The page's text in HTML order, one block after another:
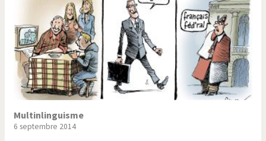
Multinlinguisme
6 septembre 2014